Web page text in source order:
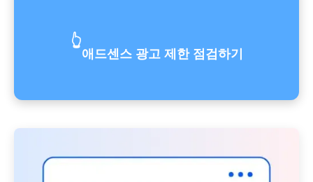
👆
애드센스 광고 제한 점검하기